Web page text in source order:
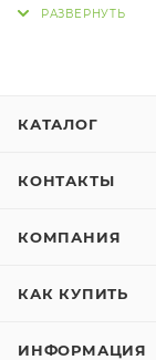
КАТАЛОГ
КОНТАКТЫ
КОМПАНИЯ
КАК КУПИТЬ
ИНФОРМАЦИЯ